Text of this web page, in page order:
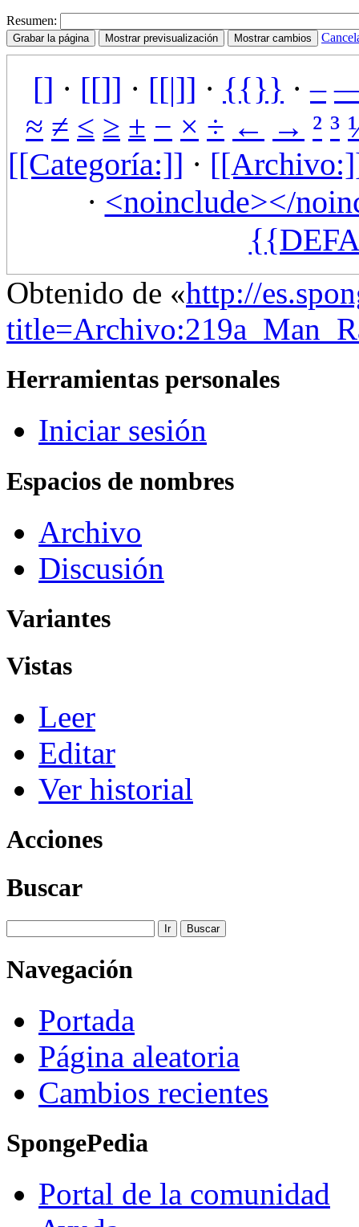
Resumen:
[] · [[]] · [[|]] · {{}} ·–
≈ ≠ ≤ ≥ ± − × ÷ ← → ² ³
[[Categoría:]] ·
· <noinclude></
Obtenido de «http://
Herramientas personales
Iniciar sesión
Espacios de nombres
Archivo
Discusión
Variantes
Vistas
Leer
Editar
Ver historial
Acciones
Buscar
Navegación
Portada
Página aleatoria
Cambios recientes
SpongePedia
Portal de la comunidad